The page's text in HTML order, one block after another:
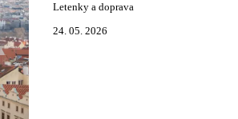
Letenky a doprava
24. 05. 2026